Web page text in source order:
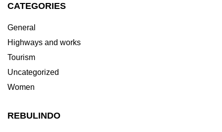
CATEGORIES
General
Highways and works
Tourism
Uncategorized
Women
REBULINDO